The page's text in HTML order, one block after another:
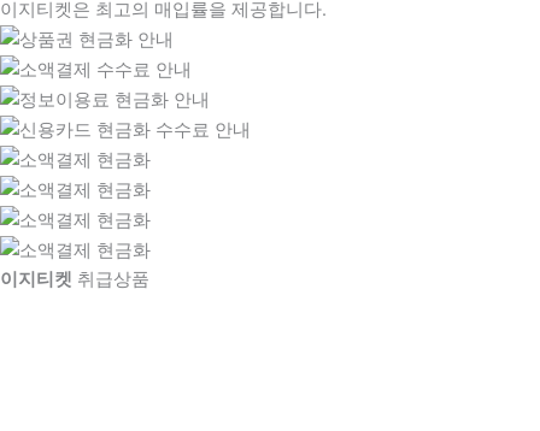
이지티켓은 최고의 매입률을 제공합니다.
이지티켓 취급상품